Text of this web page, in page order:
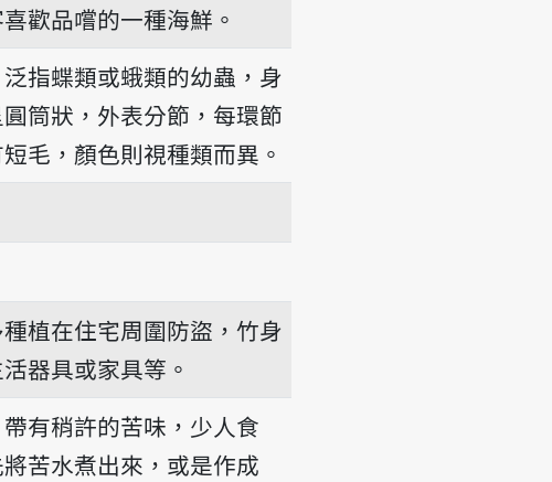
歡品嚐的一種海鮮。
指蝶類或蛾類的幼蟲，身
筒狀，外表分節，每環節
毛，顏色則視種類而異。
植在住宅周圍防盜，竹身
器具或家具等。
有稍許的苦味，少人食
苦水煮出來，或是作成